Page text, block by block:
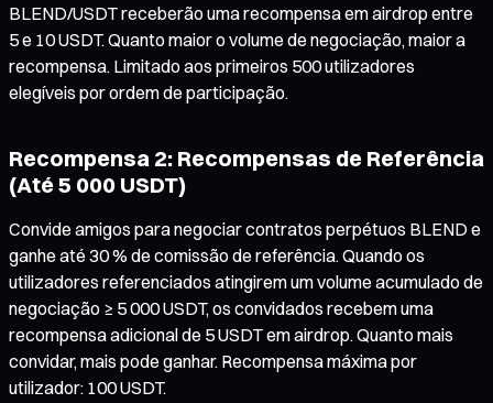
BLEND/USDT receberão uma recompensa em airdrop entre
5 e 10 USDT. Quanto maior o volume de negociação, maior a
recompensa. Limitado aos primeiros 500 utilizadores
elegíveis por ordem de participação.
Recompensa 2: Recompensas de Referência
(Até 5 000 USDT)
Convide amigos para negociar contratos perpétuos BLEND e
ganhe até 30 % de comissão de referência. Quando os
utilizadores referenciados atingirem um volume acumulado de
negociação ≥ 5 000 USDT, os convidados recebem uma
recompensa adicional de 5 USDT em airdrop. Quanto mais
convidar, mais pode ganhar. Recompensa máxima por
utilizador: 100 USDT.